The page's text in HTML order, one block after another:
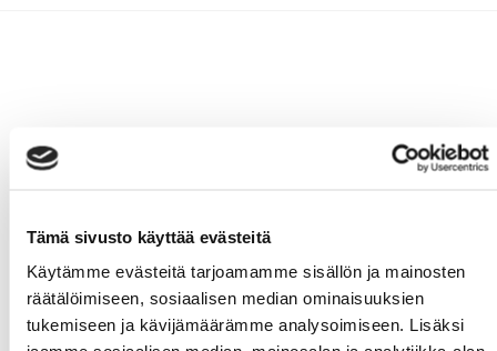
Tämä sivusto käyttää evästeitä
Käytämme evästeitä tarjoamamme sisällön ja mainosten
räätälöimiseen, sosiaalisen median ominaisuuksien
tukemiseen ja kävijämäärämme analysoimiseen. Lisäksi